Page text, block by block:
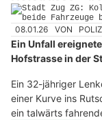
08.01.26 VON
Ein Unfall
Hofstrasse in der
Ein 32-jähriger
einer Kurve ins
ein talwärts